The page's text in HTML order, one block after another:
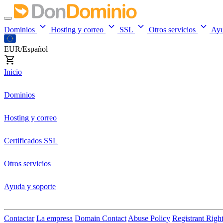
Dominios Hosting y correo SSL Otros servicios
EUR/Español
Inicio
Dominios
Hosting y correo
Certificados SSL
Otros servicios
Ayuda y soporte
Contactar La empresa Domain Contact Abuse Policy Registrant